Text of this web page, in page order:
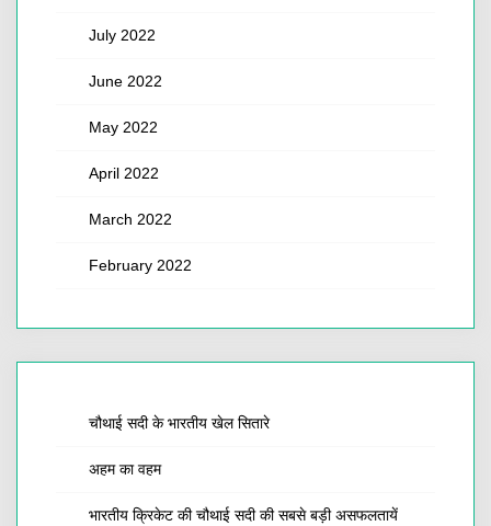
July 2022
June 2022
May 2022
April 2022
March 2022
February 2022
चौथाई सदी के भारतीय खेल सितारे
अहम का वहम
भारतीय क्रिकेट की चौथाई सदी की सबसे बड़ी असफलतायें